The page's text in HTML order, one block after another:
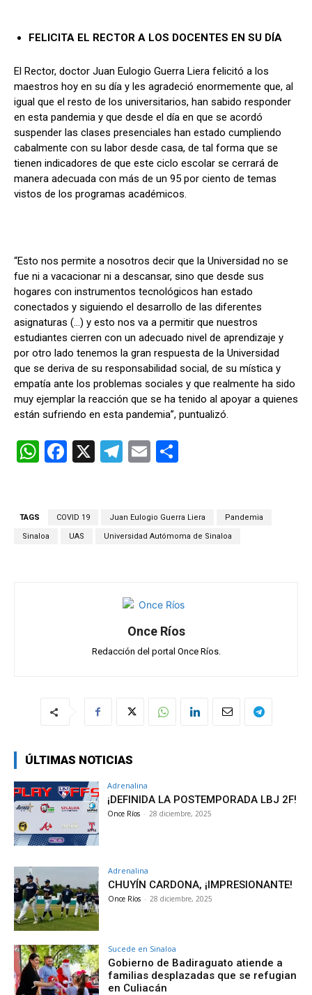
FELICITA EL RECTOR A LOS DOCENTES EN SU DÍA
El Rector, doctor Juan Eulogio Guerra Liera felicitó a los
maestros hoy en su día y les agradeció enormemente que, al
igual que el resto de los universitarios, han sabido responder
en esta pandemia y que desde el día en que se acordó
suspender las clases presenciales han estado cumpliendo
cabalmente con su labor desde casa, de tal forma que se
tienen indicadores de que este ciclo escolar se cerrará de
manera adecuada con más de un 95 por ciento de temas
vistos de los programas académicos.
“Esto nos permite a nosotros decir que la Universidad no se
fue ni a vacacionar ni a descansar, sino que desde sus
hogares con instrumentos tecnológicos han estado
conectados y siguiendo el desarrollo de las diferentes
asignaturas (…) y esto nos va a permitir que nuestros
estudiantes cierren con un adecuado nivel de aprendizaje y
por otro lado tenemos la gran respuesta de la Universidad
que se deriva de su responsabilidad social, de su mística y
empatía ante los problemas sociales y que realmente ha sido
muy ejemplar la reacción que se ha tenido al apoyar a quienes
están sufriendo en esta pandemia”, puntualizó.
W
A
F
b
o
X
T
gr
a
E
p
ar
TAGS COVID 19 Juan Eulogio Guerra Liera Pandemia
Sinaloa UAS Universidad Autómoma de Sinaloa
Once Ríos
Redacción del portal Once Ríos.
ÚLTIMAS NOTICIAS
Adrenalina
¡DEFINIDA LA POSTEMPORADA LBJ 2F!
Once Ríos - 28 diciembre, 2025
Adrenalina
CHUYÍN CARDONA, ¡IMPRESIONANTE!
Once Ríos - 28 diciembre, 2025
Sucede en Sinaloa
Gobierno de Badiraguato atiende a
familias desplazadas que se refugian
en Culiacán